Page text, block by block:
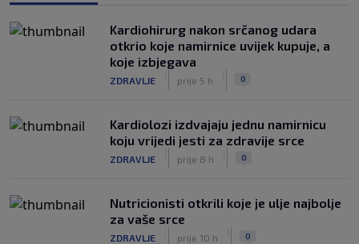
Kardiohirurg nakon srčanog udara
otkrio koje namirnice uvijek kupuje, a
koje izbjegava
ZDRAVLJE prije 5 h 0
Kardiolozi izdvajaju jednu namirnicu
koju vrijedi jesti za zdravije srce
ZDRAVLJE prije 8 h 0
Nutricionisti otkrili koje je ulje najbolje
za vaše srce
ZDRAVLJE prije 10 h 0